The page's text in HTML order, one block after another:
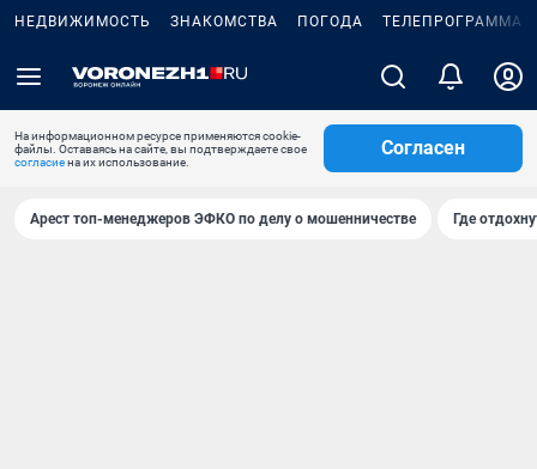
НЕДВИЖИМОСТЬ ЗНАКОМСТВА ПОГОДА ТЕЛЕПРОГРАММА
На информационном ресурсе применяются cookie-
файлы. Оставаясь на сайте, вы подтверждаете свое
согласиена их использование.
Согласен
Арест топ-менеджеров ЭФКО по делу о мошенничестве Где